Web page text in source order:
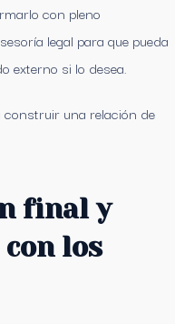
con pleno
legal para que pueda
externo si lo desea.
construir una relación de
final y
los